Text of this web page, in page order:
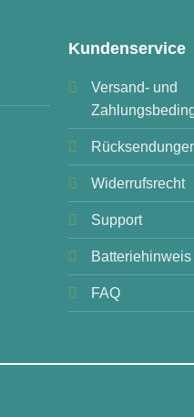
Kundenservice
Versand- und
Widerrufsrecht
Support
Batteriehinweis
FAQ